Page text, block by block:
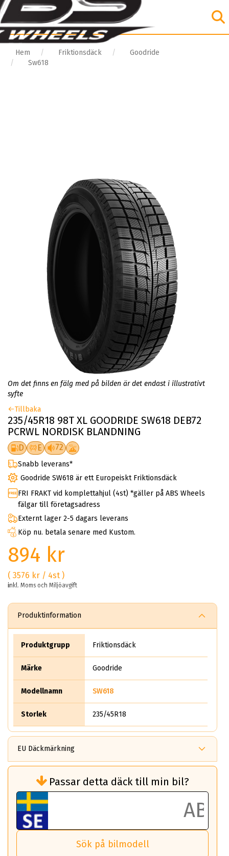
Hem Friktionsdäck
Goodride
Sw618
Om det finns en fälg med på bilden är det endast i illustrativt
syfte
Tillbaka
235/45R18 98T XL GOODRIDE SW618 DEB72
PCRWL NORDISK BLANDNING
D E 72
Snabb leverans*
Goodride SW618 är ett Europeiskt Friktionsdäck
FRI FRAKT vid komplettahjul (4st) *gäller på ABS Wheels
fälgar till företagsadress
Externt lager 2-5 dagars leverans
Köp nu. betala senare med Kustom.
894 kr
( 3576 kr / 4st )
inkl. Moms och Miljöavgift
Produktinformation
Produktgrupp Friktionsdäck
Märke Goodride
Modellnamn SW618
Storlek 235/45R18
EU Däckmärkning
bränsleförbrukningen)
Det ska vara en betygsskala från klass A
till G för rullmotstånd.
Ett klass A däck kommer ha 6,5% bättre
bränsleförbrukning än ett klass G däck.
Det betyder att om man kör 10,000 km,
så sparar man 50 liter bränsle med ett
Passar detta däck till min bil?
Sök på bilmodell